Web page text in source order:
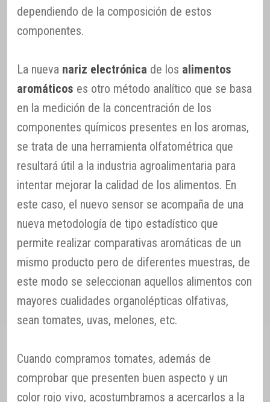
dependiendo de la composición de estos
componentes.
La nueva nariz electrónica de los alimentos
aromáticos es otro método analítico que se basa
en la medición de la concentración de los
componentes químicos presentes en los aromas,
se trata de una herramienta olfatométrica que
resultará útil a la industria agroalimentaria para
intentar mejorar la calidad de los alimentos. En
este caso, el nuevo sensor se acompaña de una
nueva metodología de tipo estadístico que
permite realizar comparativas aromáticas de un
mismo producto pero de diferentes muestras, de
este modo se seleccionan aquellos alimentos con
mayores cualidades organolépticas olfativas,
sean tomates, uvas, melones, etc.
Cuando compramos tomates, además de
comprobar que presenten buen aspecto y un
color rojo vivo, acostumbramos a acercarlos a la